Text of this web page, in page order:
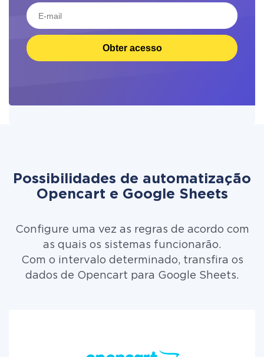
Obter acesso
Possibilidades de automatização
Opencart e Google Sheets
Configure uma vez as regras de acordo com
as quais os sistemas funcionarão.
Com o intervalo determinado, transfira os
dados de Opencart para Google Sheets.